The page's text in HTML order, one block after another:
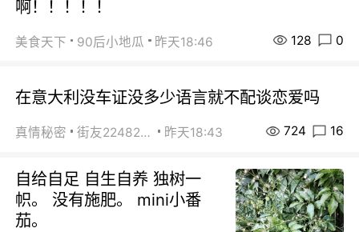
啊！！！！！
美食天下 90后小地瓜 昨天18:46 128 0
在意大利没车证没多少语言就不配谈恋爱吗
真情秘密 街友22482465 昨天18:43 724 16
自给自足 自生自养 独树一
帜。 没有施肥。 mini小番
茄。